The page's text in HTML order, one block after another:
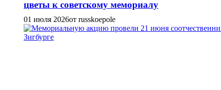
цветы к советскому мемориалу
01 июля 2026от russkoepole